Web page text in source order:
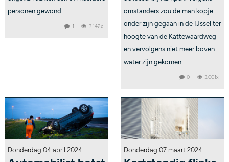
personen gewond.
1 3.142x
omstanders zou de man kopje-
onder zijn gegaan in de IJssel ter
hoogte van de Kattewaardweg
en vervolgens niet meer boven
water zijn gekomen.
0 3.001x
Donderdag 04 april 2024 Donderdag 07 maart 2024